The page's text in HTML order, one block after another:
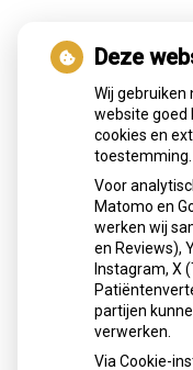
HoeDeze
Wij gebruiken
website goed
cookies en
toestemming.
Voor
Matomo en
werken wij
en Reviews),
Instagram, X
partijen
verwerken.
Via Cookie-